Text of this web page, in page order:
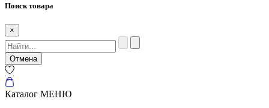
Поиск товара
×
Отмена
Каталог МЕНЮ